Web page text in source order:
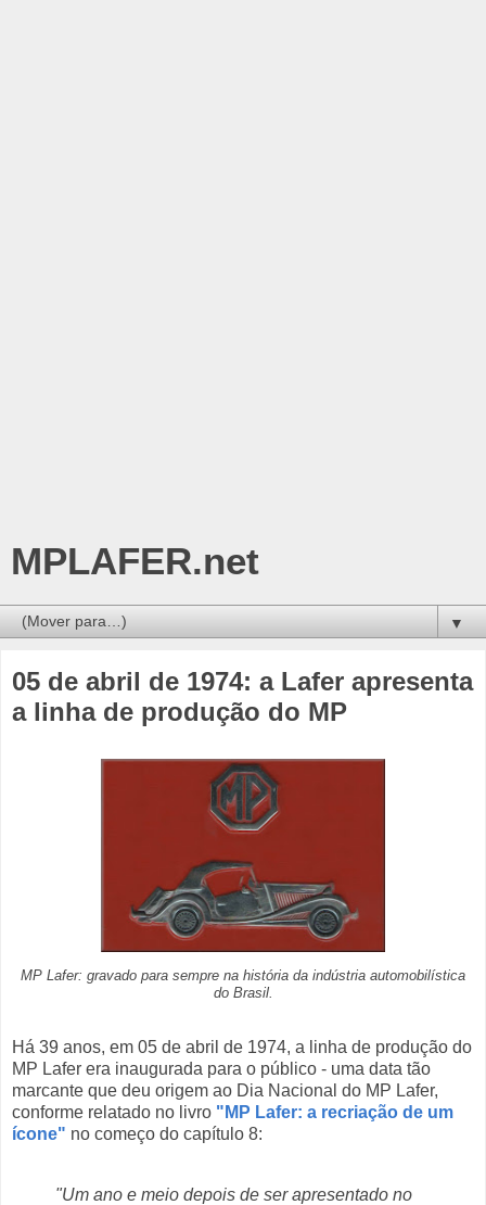
MPLAFER.net
▼
05 de abril de 1974: a Lafer apresenta
a linha de produção do MP
MP Lafer: gravado para sempre na história da indústria automobilística
do Brasil.
Há 39 anos, em 05 de abril de 1974, a linha de produção do
MP Lafer era inaugurada para o público - uma data tão
marcante que deu origem ao Dia Nacional do MP Lafer,
conforme relatado no livro "MP Lafer: a recriação de um
ícone" no começo do capítulo 8:
"Um ano e meio depois de ser apresentado no